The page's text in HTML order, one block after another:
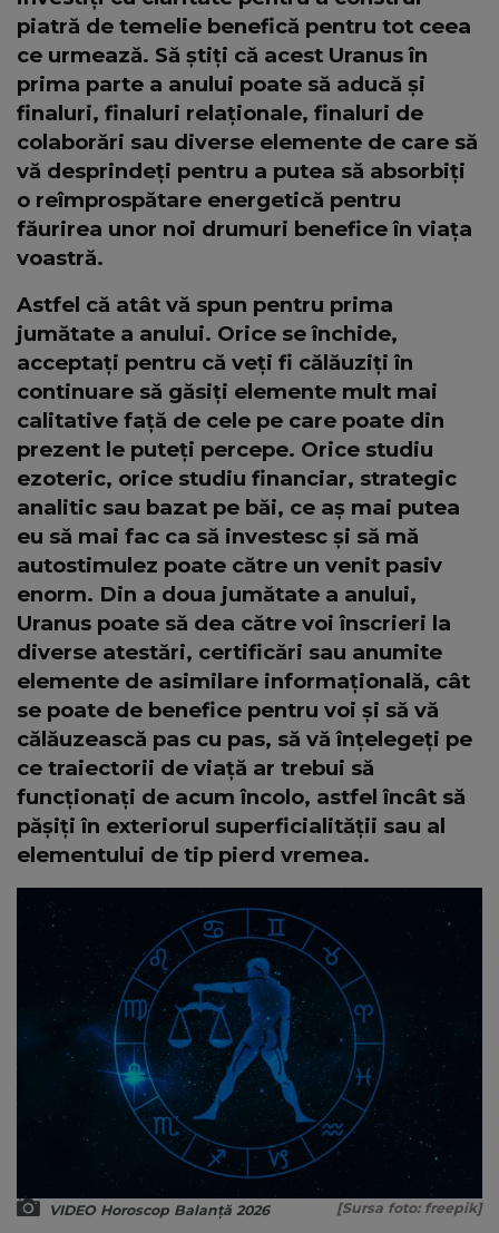
piatră de temelie benefică pentru tot ceea
ce urmează. Să știți că acest Uranus în
prima parte a anului poate să aducă și
finaluri, finaluri relaționale, finaluri de
colaborări sau diverse elemente de care să
vă desprindeți pentru a putea să absorbiți
o reîmprospătare energetică pentru
făurirea unor noi drumuri benefice în viața
voastră.
Astfel că atât vă spun pentru prima
jumătate a anului. Orice se închide,
acceptați pentru că veți fi călăuziți în
continuare să găsiți elemente mult mai
calitative față de cele pe care poate din
prezent le puteți percepe. Orice studiu
ezoteric, orice studiu financiar, strategic
analitic sau bazat pe băi, ce aș mai putea
eu să mai fac ca să investesc și să mă
autostimulez poate către un venit pasiv
enorm. Din a doua jumătate a anului,
Uranus poate să dea către voi înscrieri la
diverse atestări, certificări sau anumite
elemente de asimilare informațională, cât
se poate de benefice pentru voi și să vă
călăuzească pas cu pas, să vă înțelegeți pe
ce traiectorii de viață ar trebui să
funcționați de acum încolo, astfel încât să
pășiți în exteriorul superficialității sau al
elementului de tip pierd vremea.
VIDEO Horoscop Balanță 2026 [Sursa foto: freepik]